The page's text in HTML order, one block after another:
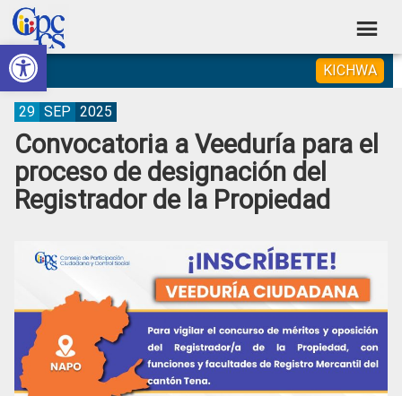
Abrir barra de herramientas
Skip
to
primary
navigation
Skip
to
main
content
Skip
to
primary
sidebar
Skip
to
footer
Consejo
de
Participación
Ciudadana
Control
Construyendo
Poder
Ciudadano
KICHWA
Convocatoria a Veeduría para el
proceso de designación del
Registrador de la Propiedad
29 SEP 2025